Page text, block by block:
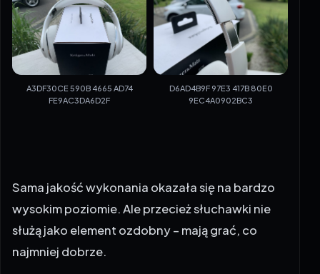
A3DF30CE 590B 4665 AD74
FE9AC3DA6D2F
D6AD4B9F 97E3 417B 80E0
9EC4A0902BC3
Sama jakość wykonania okazała się na bardzo
wysokim poziomie. Ale przecież słuchawki nie
służą jako element ozdobny – mają grać, co
najmniej dobrze.